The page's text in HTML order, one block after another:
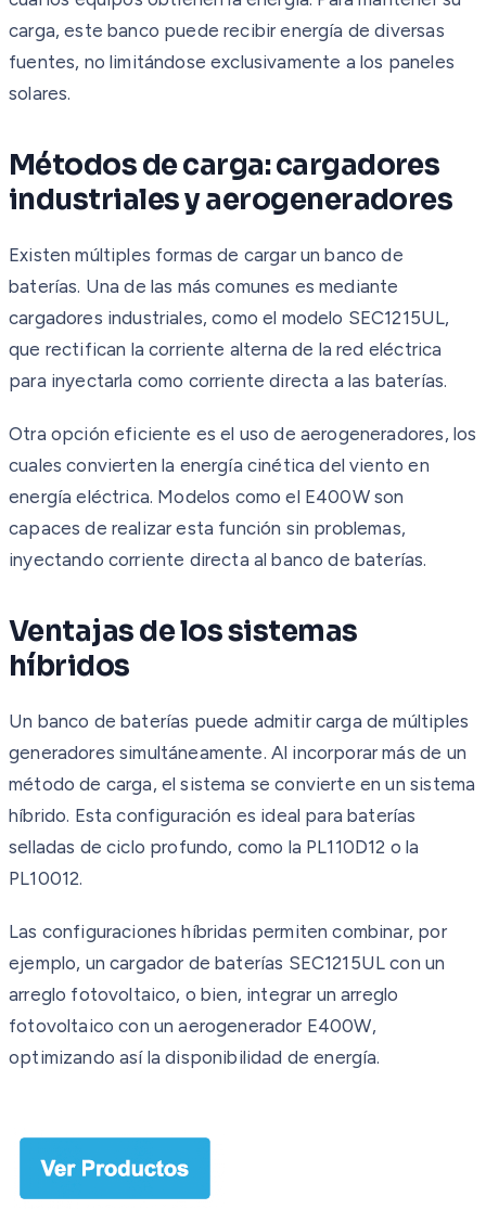
carga, este banco puede recibir energía de diversas
fuentes, no limitándose exclusivamente a los paneles
solares.
Métodos de carga: cargadores
industriales y aerogeneradores
Existen múltiples formas de cargar un banco de
baterías. Una de las más comunes es mediante
cargadores industriales, como el modelo SEC1215UL,
que rectifican la corriente alterna de la red eléctrica
para inyectarla como corriente directa a las baterías.
Otra opción eficiente es el uso de aerogeneradores, los
cuales convierten la energía cinética del viento en
energía eléctrica. Modelos como el E400W son
capaces de realizar esta función sin problemas,
inyectando corriente directa al banco de baterías.
Ventajas de los sistemas
híbridos
Un banco de baterías puede admitir carga de múltiples
generadores simultáneamente. Al incorporar más de un
método de carga, el sistema se convierte en un sistema
híbrido. Esta configuración es ideal para baterías
selladas de ciclo profundo, como la PL110D12 o la
PL10012.
Las configuraciones híbridas permiten combinar, por
ejemplo, un cargador de baterías SEC1215UL con un
arreglo fotovoltaico, o bien, integrar un arreglo
fotovoltaico con un aerogenerador E400W,
optimizando así la disponibilidad de energía.